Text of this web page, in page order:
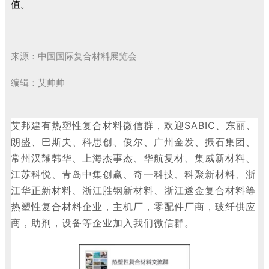
值。
来源：中国国际复合材料展览会
编辑：艾帅帅
艾邦建有热塑性复合材料微信群，欢迎 SABIC、东丽、
朗盛、巴斯夫、科思创、俊尔、广州金发、振石集团、
常州汉耀韩华、上海杰事杰、华航复材、集威新材料、
江苏科悦、青岛中集创赢、奇一科技、科聚新材料、浙
江华正新材料、浙江胜钢新材料、浙江遂金复合材料等
热塑性复合材料企业，主机厂，零配件厂商，玻纤供应
商，助剂，设备等企业加入我们微信群。